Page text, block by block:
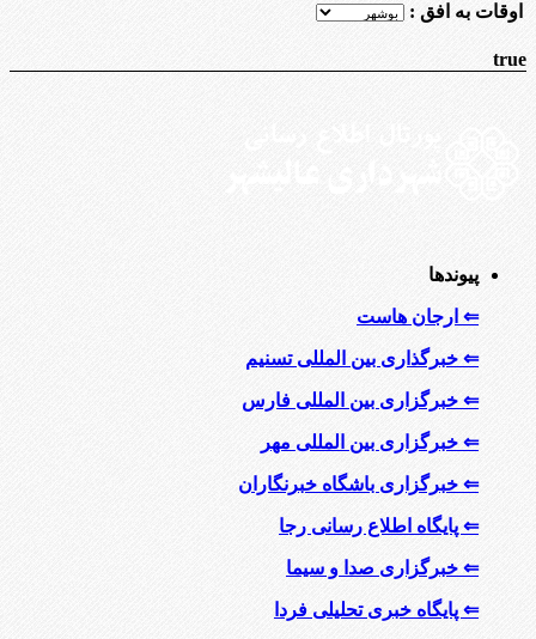
اوقات به افق :
true
پیوندها
⇐ ارجان هاست
⇐ خبرگذاری بین المللی تسنیم
⇐ خبرگزاری بین المللی فارس
⇐ خبرگزاری بین المللی مهر
⇐ خبرگزاری باشگاه خبرنگاران
⇐ پایگاه اطلاع رسانی رجا
⇐ خبرگزاری صدا و سیما
⇐ پایگاه خبری تحلیلی فردا